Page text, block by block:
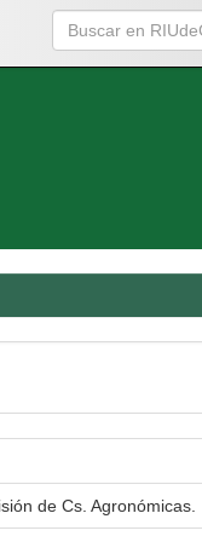
de Cs. Agronómicas.